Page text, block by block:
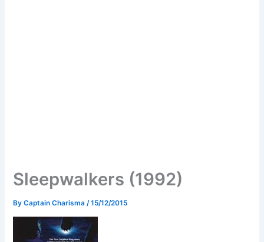
Sleepwalkers (1992)
ByCaptain Charisma /15/12/2015